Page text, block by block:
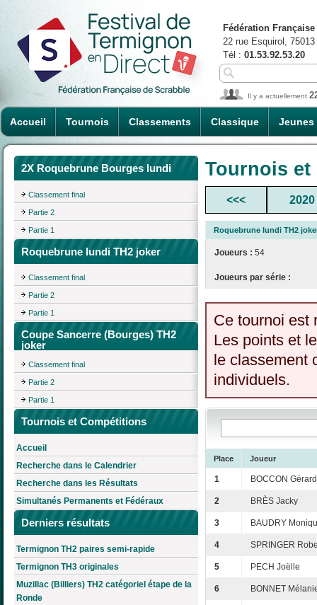
Accueil Tournois Classements Classique Jeunes
Fédération
22 rue Esquirol,
Tél : 01.53.92.53.20
Il y a actuellement
2X Roquebrune Bourges lundi
Classement final
Partie 2
Partie 1
Roquebrune lundi TH2 joker
Classement final
Partie 2
Partie 1
Coupe Sancerre (Bourges) TH2
joker
Classement final
Partie 2
Partie 1
Tournois et Compétitions
Accueil
Recherche dans le Calendrier
Recherche dans les Résultats
Simultanés Permanents et Fédéraux
Derniers résultats
Termignon TH2 paires semi-rapide
Termignon TH3 originales
Muzillac (Billiers) TH2 catégoriel étape de la
Ronde
Tournois
<<< 2020
Roquebrune lundi TH2
Joueurs : 54
Joueurs par série :
Ce tournoi est
Les points et
le classement
individuels.
Place Joueur
1 BOCCON Gérard
2 BRÈS Jacky
3 BAUDRY
4 SPRINGER
5 PECH Joëlle
6 BONNET